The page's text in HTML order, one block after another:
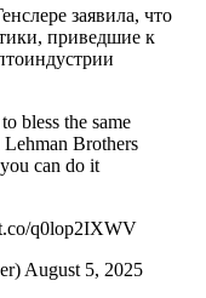
заявила, что
приведшие к
bless the same
Lehman Brothers
can do it
t.co/q0lop2IXWV
August 5, 2025